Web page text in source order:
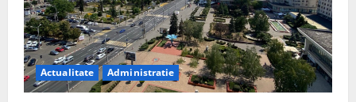
Actualitate Administratie